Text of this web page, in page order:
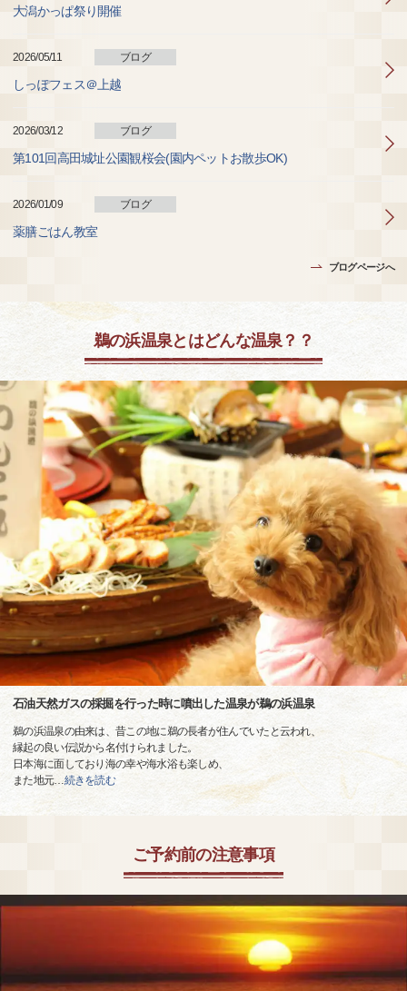
大潟かっぱ祭り開催
2026/05/11 ブログ
しっぽフェス＠上越
2026/03/12 ブログ
第101回高田城址公園観桜会(園内ペットお散歩OK)
2026/01/09 ブログ
薬膳ごはん教室
ブログページへ
鵜の浜温泉とはどんな温泉？？
石油天然ガスの採掘を行った時に噴出した温泉が鵜の浜温泉
鵜の浜温泉の由来は、昔この地に鵜の長者が住んでいたと云われ、
縁起の良い伝説から名付けられました。
日本海に面しており海の幸や海水浴も楽しめ、
また地元…続きを読む
ご予約前の注意事項